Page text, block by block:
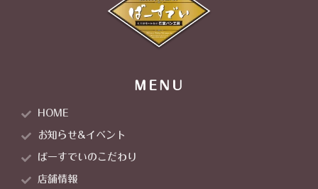
MENU
HOME
お知らせ&イベント
ばーすでいのこだわり
店舗情報